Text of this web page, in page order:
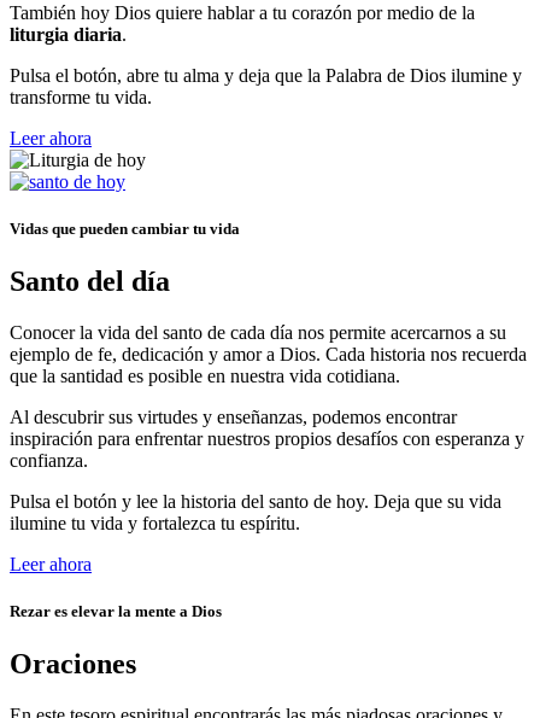
También hoy Dios quiere hablar a tu corazón por medio de la
liturgia diaria.
Pulsa el botón, abre tu alma y deja que la Palabra de Dios ilumine y
transforme tu vida.
Leer ahora
Vidas que pueden cambiar tu vida
Santo del día
Conocer la vida del santo de cada día nos permite acercarnos a su
ejemplo de fe, dedicación y amor a Dios. Cada historia nos recuerda
que la santidad es posible en nuestra vida cotidiana.
Al descubrir sus virtudes y enseñanzas, podemos encontrar
inspiración para enfrentar nuestros propios desafíos con esperanza y
confianza.
Pulsa el botón y lee la historia del santo de hoy. Deja que su vida
ilumine tu vida y fortalezca tu espíritu.
Leer ahora
Rezar es elevar la mente a Dios
Oraciones